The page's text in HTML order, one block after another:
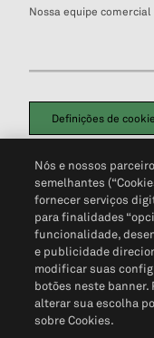
Nossa equipe comercial
Definições de
Política de Privacidade
Não Venda Minhas
Nós e nossos
semelhantes
fornecer serviços
para finalidades
funcionalidade,
e publicidade
modificar suas
botões neste banner.
alterar sua escolha
sobre Cookies.